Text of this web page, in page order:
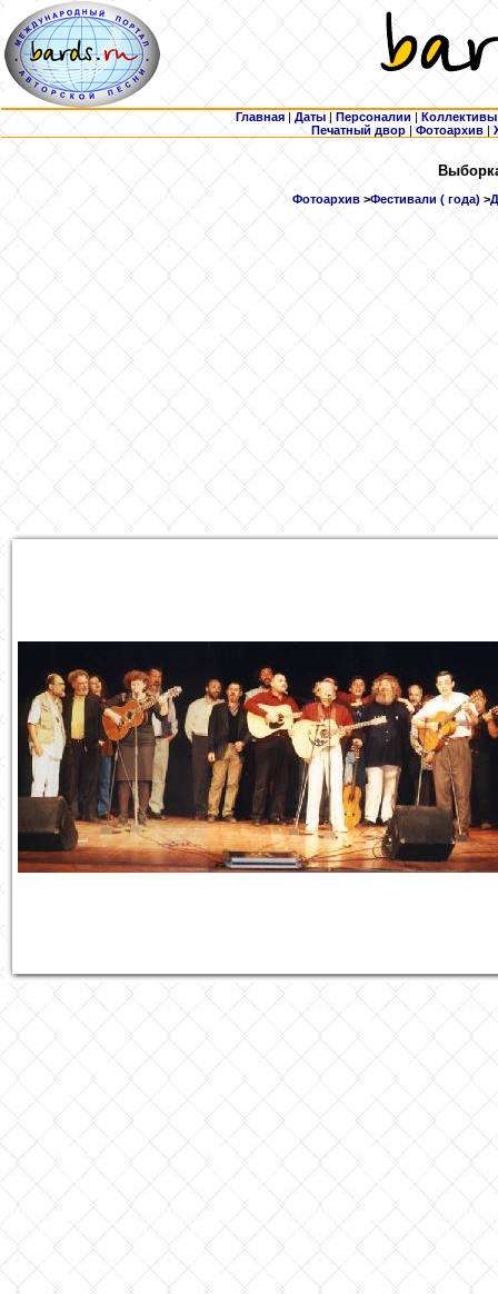
Главная | Даты | Персоналии | Коллективы
Печатный двор |Фотоархив |
Фотоархив >Фестивали ( года) >